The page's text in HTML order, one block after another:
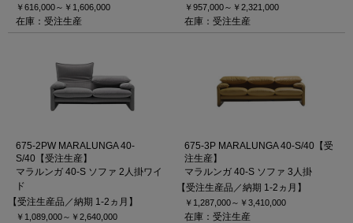
￥616,000～ ￥1,606,000
在庫：受注生産
￥957,000～ ￥2,321,000
在庫：受注生産
675-2PW MARALUNGA 40-
S/40【受注生産】
マラルンガ 40-S ソファ 2人掛ワイ
ド
【受注生産品／納期 1-2ヵ月】
￥1,089,000～ ￥2,640,000
675-3P MARALUNGA 40-S/40【受
注生産】
マラルンガ 40-S ソファ 3人掛
【受注生産品／納期 1-2ヵ月】
￥1,287,000～ ￥3,410,000
在庫：受注生産